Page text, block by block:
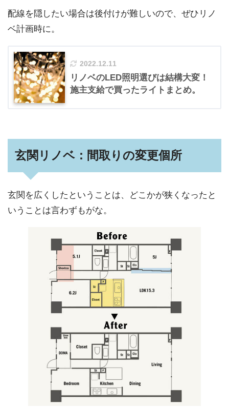
配線を隠したい場合は後付けが難しいので、ぜひリノ
ベ計画時に。
2022.12.11
リノベのLED照明選びは結構大変！
施主支給で買ったライトまとめ。
玄関リノベ：間取りの変更個所
玄関を広くしたということは、どこかが狭くなったと
いうことは言わずもがな。